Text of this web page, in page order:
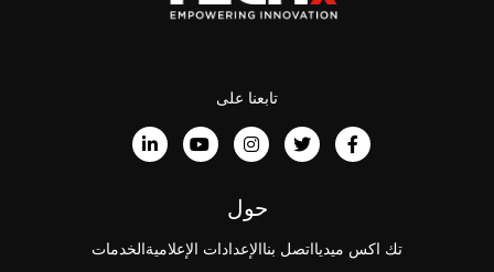
تابعنا على
حول
تك اكس ميديااتصل بناالإعدادات الإعلاميةالخدمات